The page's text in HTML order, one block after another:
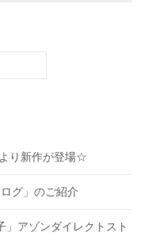
り新作が登場☆
グ」のご紹介
」アゾンダイレクトスト